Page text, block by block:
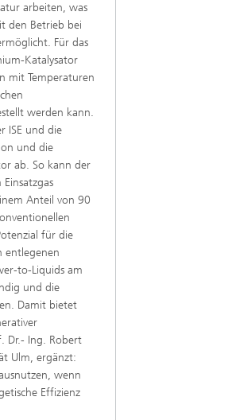
arbeiten, was
den Betrieb bei
Für das
Katalysator
mit Temperaturen
werden kann.
ISE und die
und die
ab. So kann der
Anteil von 90
für die
entlegenen
to-Liquids am
und die
Damit bietet
Dr.- Ing. Robert
Ulm, ergänzt:
wenn
Effizienz